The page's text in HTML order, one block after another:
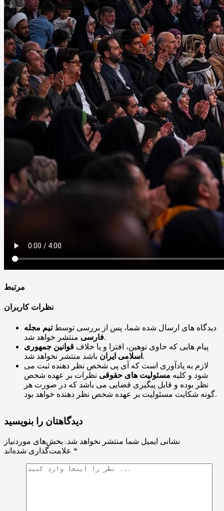
مرتبط
نظرات کاربران
دیدگاه های ارسال شده شما، پس از بررسی توسطتیم مجله
فارسیمنتشر خواهد شد.
پیام هایی که حاوی توهین، افترا و یا خلاف قوانین جمهوری
اسلامی ایران باشد منتشر نخواهد شد.
لازم به یادآوری است که آی پی شخص نظر دهنده ثبت می
شود و کلیه مسئولیت های حقوقی نظرات بر عهده شخص
نظر بوده و قابل پیگیری قضایی می باشد که در صورت هر
گونه شکایت مسئولیت بر عهده شخص نظر دهنده خواهد بود.
دیدگاهتان را بنویسید
نشانی ایمیل شما منتشر نخواهد شد. بخش‌های موردنیاز
*